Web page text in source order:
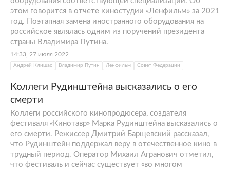
этом говорится в отчете киностудии «Ленфильм» за 2021
год. Поэтапная замена иностранного оборудования на
российское являлась одним из поручений президента
страны Владимира Путина.
14:33, 27 июля 2022
Андрей Клишас Владимир Путин Ленфильм Совет Федерации
Коллеги Рудинштейна высказались о его
смерти
Коллеги российского кинопродюсера, создателя
фестиваля «Кинотавр» Марка Рудинштейна высказались о
его смерти. Режиссер Дмитрий Барщевский рассказал,
что Рудинштейн поддержал веру в отечественное кино в
трудный период. Оператор Михаил Агранович отметил,
что фестиваль и сейчас существует «во многом